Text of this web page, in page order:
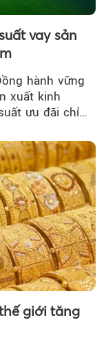
vay sản
hành vững
xuất kinh
ưu đãi chỉ
giới tăng